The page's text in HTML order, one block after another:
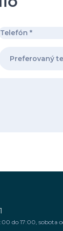
do 17:00, sobota